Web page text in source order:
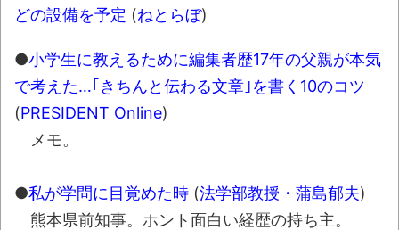
どの設備を予定 (ねとらぼ)
●小学生に教えるために編集者歴17年の父親が本気
で考えた…｢きちんと伝わる文章｣を書く10のコツ
(PRESIDENT Online)
メモ。
●私が学問に目覚めた時 (法学部教授・蒲島郁夫)
熊本県前知事。ホント面白い経歴の持ち主。